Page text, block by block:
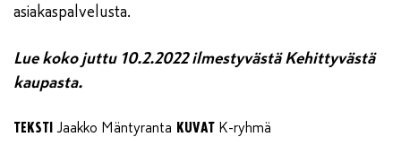
asiakaspalvelusta.
Lue koko juttu 10.2.2022 ilmestyvästä Kehittyvästä
kaupasta.
TEKSTI Jaakko Mäntyranta KUVAT K-ryhmä